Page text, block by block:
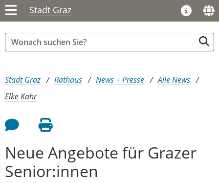
Stadt Graz
Sie sind hier:
Stadt Graz Rathaus News + Presse
Alle News
Elke Kahr
Feedback an Autor
Seite drucken
Neue Angebote für Grazer
Senior:innen